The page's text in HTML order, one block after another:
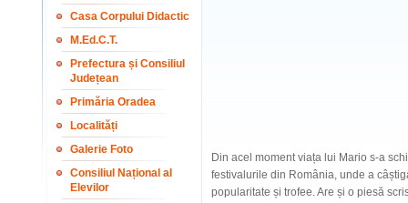
Casa Corpului Didactic
M.Ed.C.T.
Prefectura și Consiliul
Județean
Primăria Oradea
Localități
Galerie Foto
Consiliul Național al
Elevilor
Din acel moment viața lui Mario s-a
festivalurile din România, unde a
popularitate și trofee. Are și o piesă